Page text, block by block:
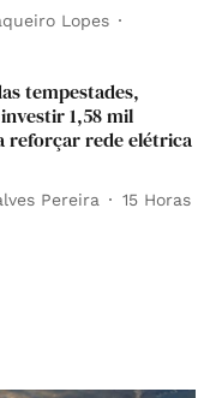
Lopes
tempestades,
1,58 mil
reforçar rede elétrica
Pereira 15 Horas